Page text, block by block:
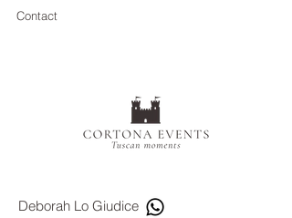
Contact
Deborah Lo Giudice​